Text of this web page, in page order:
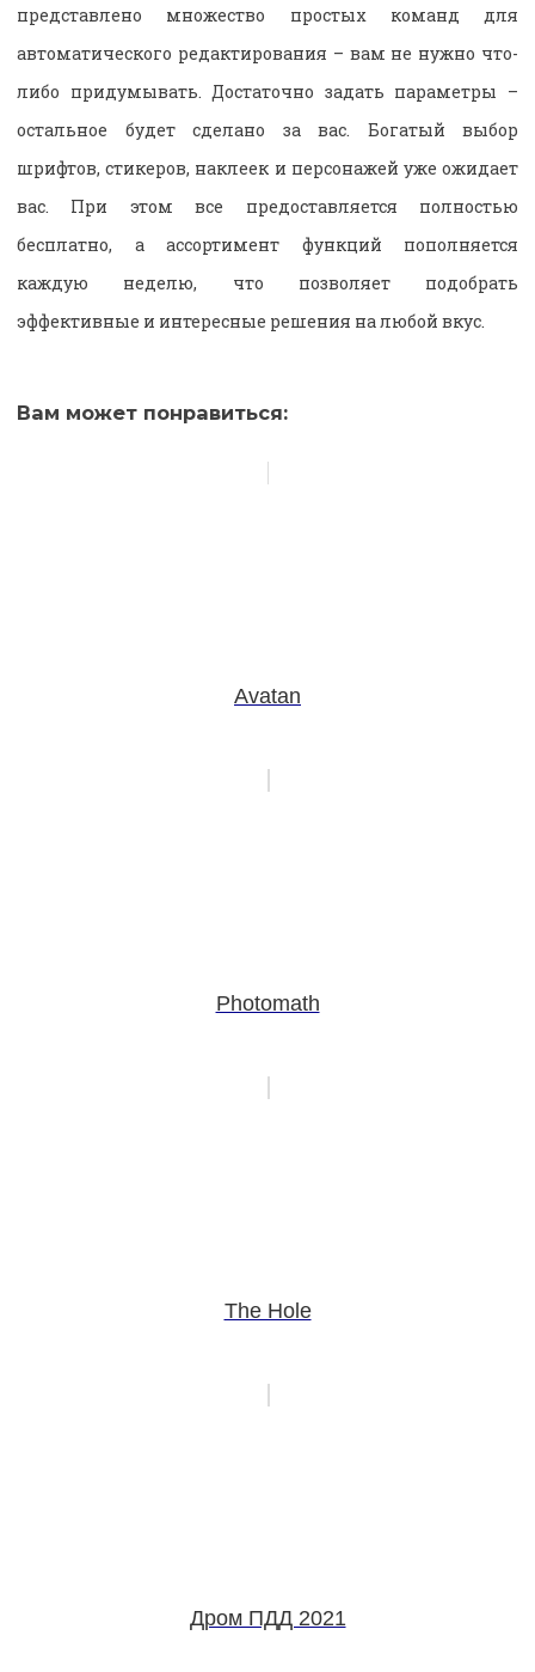
представлено множество простых команд для
автоматического редактирования – вам не нужно что-
либо придумывать. Достаточно задать параметры –
остальное будет сделано за вас. Богатый выбор
шрифтов, стикеров, наклеек и персонажей уже ожидает
вас. При этом все предоставляется полностью
бесплатно, а ассортимент функций пополняется
каждую неделю, что позволяет подобрать
эффективные и интересные решения на любой вкус.
Вам может понравиться:
Avatan
Photomath
The Hole
Дром ПДД 2021